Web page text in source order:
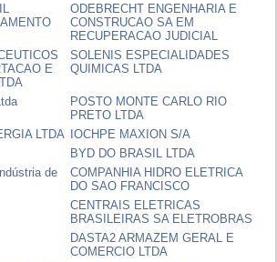
ODEBRECHT ENGENHARIA E
CONSTRUCAO SA EM
RECUPERACAO JUDICIAL
E
SOLENIS ESPECIALIDADES
QUIMICAS LTDA
POSTO MONTE CARLO RIO
PRETO LTDA
LTDA IOCHPE MAXION S/A
BYD DO BRASIL LTDA
de
COMPANHIA HIDRO ELETRICA
DO SAO FRANCISCO
CENTRAIS ELETRICAS
BRASILEIRAS SA ELETROBRAS
DASTA2 ARMAZEM GERAL E
COMERCIO LTDA